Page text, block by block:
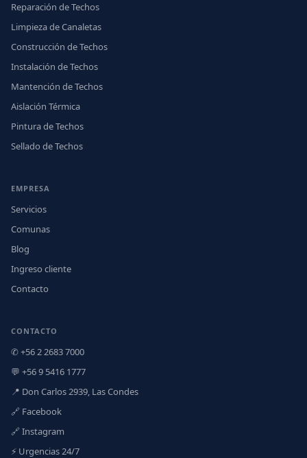
Reparación de Techos
Limpieza de Canaletas
Construcción de Techos
Instalación de Techos
Mantención de Techos
Aislación Térmica
Pintura de Techos
Sellado de Techos
EMPRESA
Servicios
Comunas
Blog
Ingreso cliente
Contacto
CONTACTO
✆ +56 2 2683 7000
💬 +56 9 5416 1777
📍 Don Carlos 2939, Las Condes
🔗 Facebook
🔗 Instagram
⚡ Urgencias 24/7